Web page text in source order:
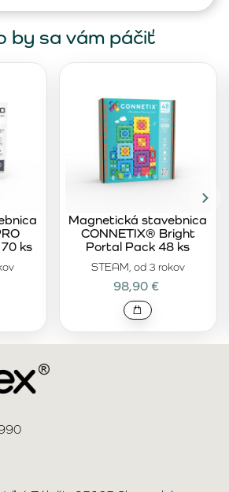
by sa vám páčiť
ks
STEAM, od 3 rokov
Magnetická stavebnica
CONNETIX® Bright
Portal Pack 48 ks
98,90 €